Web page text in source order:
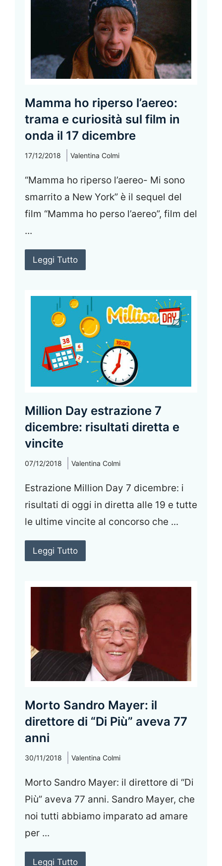
Mamma ho riperso l’aereo:
trama e curiosità sul film in
onda il 17 dicembre
17/12/2018 Valentina Colmi
“Mamma ho riperso l’aereo- Mi sono
smarrito a New York” è il sequel del
film “Mamma ho perso l’aereo”, film del
...
Leggi Tutto
Million Day estrazione 7
dicembre: risultati diretta e
vincite
07/12/2018 Valentina Colmi
Estrazione Million Day 7 dicembre: i
risultati di oggi in diretta alle 19 e tutte
le ultime vincite al concorso che ...
Leggi Tutto
Morto Sandro Mayer: il
direttore di “Di Più” aveva 77
anni
30/11/2018 Valentina Colmi
Morto Sandro Mayer: il direttore di “Di
Più” aveva 77 anni. Sandro Mayer, che
noi tutti abbiamo imparato ad amare
per ...
Leggi Tutto